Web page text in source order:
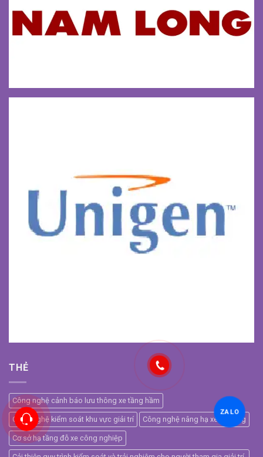
THẺ
Công nghệ cảnh báo lưu thông xe tầng hầm
Công nghệ kiểm soát khu vực giải trí Công nghệ nâng hạ xe tự động
Cơ sở hạ tầng đỗ xe công nghiệp
ZALO